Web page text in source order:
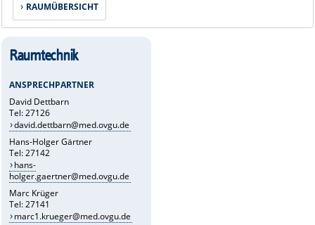
RAUMÜBERSICHT
Raumtechnik
ANSPRECHPARTNER
David Dettbarn
Tel: 27126
david.dettbarn@med.ovgu.de
Hans-Holger Gärtner
Tel: 27142
hans-
holger.gaertner@med.ovgu.de
Marc Krüger
Tel: 27141
marc1.krueger@med.ovgu.de